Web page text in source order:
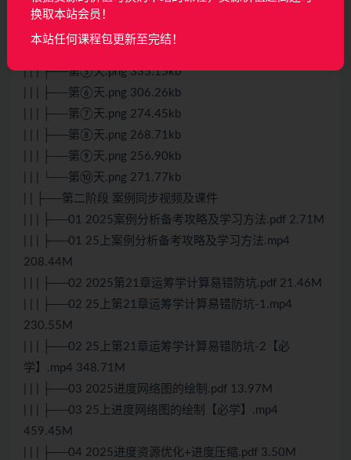
| | | ├──第②天.png 340.69kb
| | | ├──第⑤天.png 335.15kb
| | | ├──第⑥天.png 306.26kb
| | | ├──第⑦天.png 274.45kb
| | | ├──第⑧天.png 268.71kb
| | | ├──第⑨天.png 256.90kb
| | | └──第⑩天.png 271.77kb
| | ├──第二阶段 案例同步视频及课件
| | | ├──01 2025案例分析备考攻略及学习方法.pdf 2.71M
| | | ├──01 25上案例分析备考攻略及学习方法.mp4
208.44M
| | | ├──02 2025第21章运筹学计算易错防坑.pdf 21.46M
| | | ├──02 25上第21章运筹学计算易错防坑-1.mp4
230.55M
| | | ├──02 25上第21章运筹学计算易错防坑-2【必
学】.mp4 348.71M
| | | ├──03 2025进度网络图的绘制.pdf 13.97M
| | | ├──03 25上进度网络图的绘制【必学】.mp4
459.45M
| | | ├──04 2025进度资源优化+进度压缩.pdf 3.50M
换取本站会员！
本站任何课程包更新至完结！